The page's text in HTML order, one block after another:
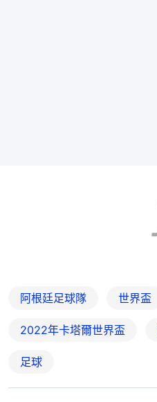
阿根廷足球隊 世界盃
2022年卡塔爾世界盃
足球